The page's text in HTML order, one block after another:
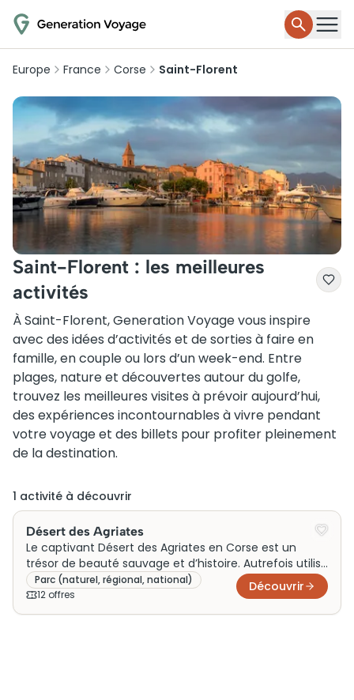
Europe France Corse Saint-Florent
Saint-Florent : les meilleures
activités
À Saint-Florent, Generation Voyage vous inspire
avec des idées d’activités et de sorties à faire en
famille, en couple ou lors d’un week-end. Entre
plages, nature et découvertes autour du golfe,
trouvez les meilleures visites à prévoir aujourd’hui,
des expériences incontournables à vivre pendant
votre voyage et des billets pour profiter pleinement
de la destination.
1 activité à découvrir
Désert des Agriates
Le captivant Désert des Agriates en Corse est un
trésor de beauté sauvage et d’histoire. Autrefois utilisé
pour le pâturage, il abrite aujourd’hui des paysages
naturels préservés et des plages immaculées. Son
importance culturelle réside dans son rôle historique
Parc (naturel, régional, national)
12 offres
Découvrir